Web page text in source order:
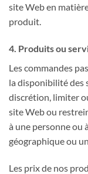
site Web en
produit.
4. Produits ou
Les commandes
la disponibilité des
discrétion, limiter
site Web ou
à une personne ou
géographique ou
Les prix de nos